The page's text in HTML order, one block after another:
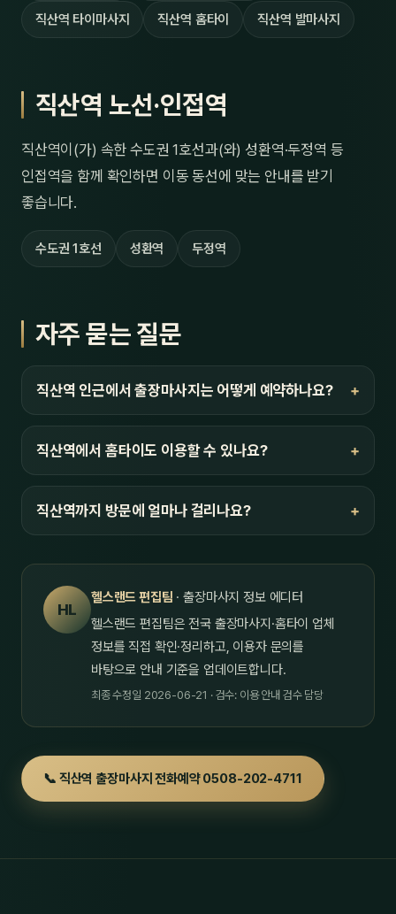
직산역 타이마사지 직산역 홈타이 직산역 발마사지
직산역 노선·인접역
직산역이(가) 속한 수도권 1호선과(와) 성환역·두정역 등
인접역을 함께 확인하면 이동 동선에 맞는 안내를 받기
좋습니다.
수도권 1호선 성환역 두정역
자주 묻는 질문
직산역 인근에서 출장마사지는 어떻게 예약하나요?
직산역에서 홈타이도 이용할 수 있나요?
직산역까지 방문에 얼마나 걸리나요?
HL
헬스랜드 편집팀 · 출장마사지 정보 에디터
헬스랜드 편집팀은 전국 출장마사지·홈타이 업체
정보를 직접 확인·정리하고, 이용자 문의를
바탕으로 안내 기준을 업데이트합니다.
최종 수정일 2026-06-21 · 검수: 이용 안내 검수 담당
📞 직산역 출장마사지 전화예약 0508-202-4711